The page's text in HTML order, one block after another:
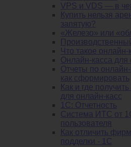
VPS и VDS — в
Купить нельзя
запятую?
«Железо» или
Что такое онлайн-
Онлайн-касса для
Отчеты по
как сформировать
Как и где
для онлайн-касс
1С: Отчетность
Система ИТС от
пользователя
Как отличить
подделки - 1С